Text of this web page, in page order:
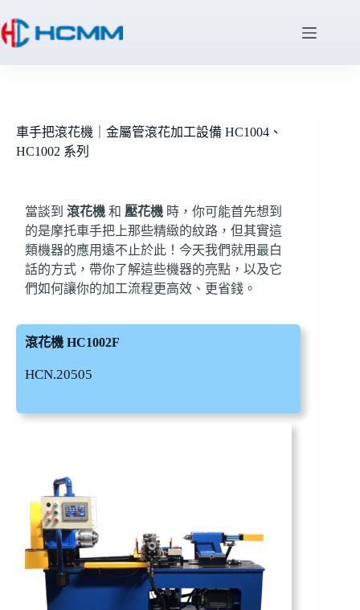
車手把滾花機｜金屬管滾花加工設備 HC1004、
HC1002 系列
當談到 滾花機和 壓花機時，你可能首先想到
的是摩托車手把上那些精緻的紋路，但其實這
類機器的應用遠不止於此！今天我們就用最白
話的方式，帶你了解這些機器的亮點，以及它
們如何讓你的加工流程更高效、更省錢。
滾花機 HC1002F
HCN.20505